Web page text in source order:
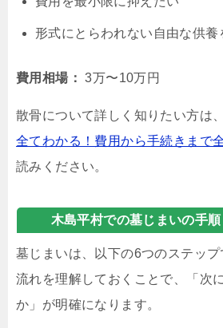
形式にとらわれない自由な供養
費用相場： 3万〜10万円
散骨について詳しく知りたい方は
全てわかる！費用から手続きまで
読みください。
木島平村での墓じまいの手順
墓じまいは、以下の6つのステッ
流れを理解しておくことで、「次
か」が明確になります。